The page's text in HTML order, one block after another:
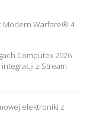
Modern Warfare® 4
Computex 2026
z Stream
elektroniki z